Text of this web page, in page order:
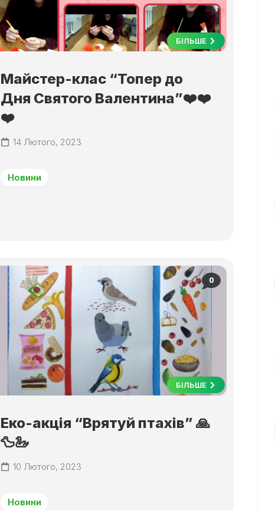
БІЛЬШЕ
Майстер-клас “Топер до
Дня Святого Валентина”❤️❤️
❤️
14 Лютого, 2023
Новини
0
БІЛЬШЕ
Еко-акція “Врятуй птахів” 🙏
🦆🦢
10 Лютого, 2023
Новини